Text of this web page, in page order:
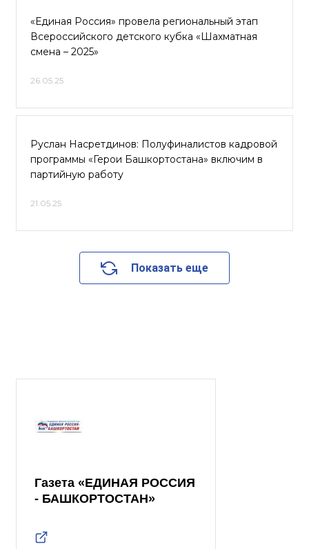
«Единая Россия» провела региональный этап
Всероссийского детского кубка «Шахматная
смена – 2025»
26.05.25
Руслан Насретдинов: Полуфиналистов кадровой
программы «Герои Башкортостана» включим в
партийную работу
21.05.25
Показать еще
Газета «ЕДИНАЯ РОССИЯ
- БАШКОРТОСТАН»